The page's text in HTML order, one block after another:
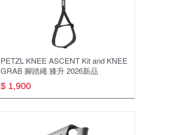
Outdoor Element
PETZL KNEE ASCENT Kit and KNEE
GRAB 腳踏繩 膝升 2026新品
$ 1,900